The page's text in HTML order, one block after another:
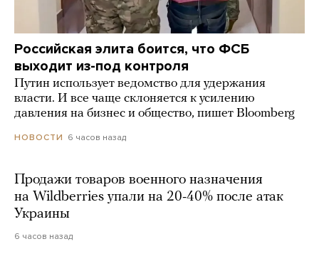
Российская элита боится, что ФСБ
выходит из-под контроля
Путин использует ведомство для удержания
власти. И все чаще склоняется к усилению
давления на бизнес и общество, пишет Bloomberg
НОВОСТИ 6 часов назад
Продажи товаров военного назначения
на Wildberries упали на 20-40% после атак
Украины
6 часов назад